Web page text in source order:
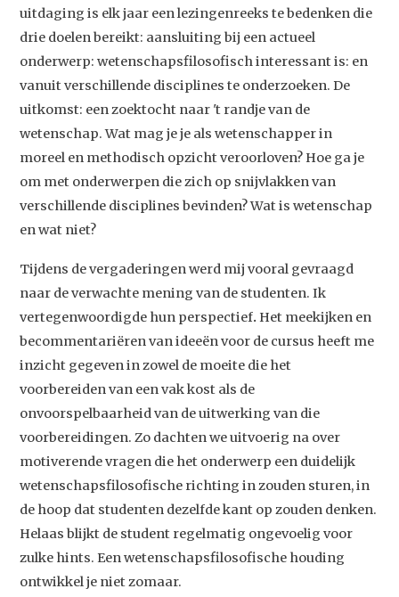
uitdaging is elk jaar een lezingenreeks te bedenken die
drie doelen bereikt: aansluiting bij een actueel
onderwerp: wetenschapsfilosofisch interessant is: en
vanuit verschillende disciplines te onderzoeken. De
uitkomst: een zoektocht naar 't randje van de
wetenschap. Wat mag je je als wetenschapper in
moreel en methodisch opzicht veroorloven? Hoe ga je
om met onderwerpen die zich op snijvlakken van
verschillende disciplines bevinden? Wat is wetenschap
en wat niet?
Tijdens de vergaderingen werd mij vooral gevraagd
naar de verwachte mening van de studenten. Ik
vertegenwoordigde hun perspectief.Het meekijken en
becommentariëren van ideeën voor de cursus heeft me
inzicht gegeven in zowel de moeite die het
voorbereiden van een vak kost als de
onvoorspelbaarheid van de uitwerking van die
voorbereidingen. Zo dachten we uitvoerig na over
motiverende vragen die het onderwerp een duidelijk
wetenschapsfilosofische richting in zouden sturen, in
de hoop dat studenten dezelfde kant op zouden denken.
Helaas blijkt de student regelmatig ongevoelig voor
zulke hints. Een wetenschapsfilosofische houding
ontwikkel je niet zomaar.